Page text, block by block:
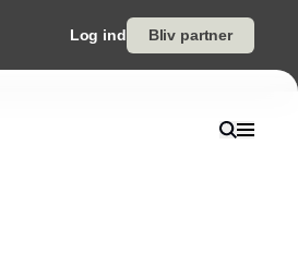
Log ind Bliv partner